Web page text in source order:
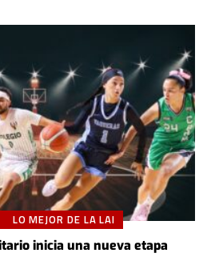
LO MEJOR DE LA LAI
inicia una nueva etapa